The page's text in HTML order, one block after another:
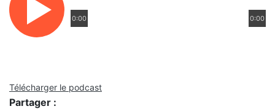
0:00 0:00
Télécharger le podcast
Partager :